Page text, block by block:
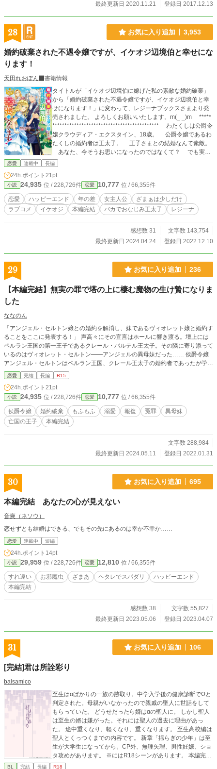
最終更新日 2020.11.21
登録日 2017.12.13
28 お気に入り追加 3,953
婚約破棄された不遇令嬢ですが、イケオジ辺境伯と幸せにな
ります！
天田れおぽん
書籍情報
タイトルが「イケオジ辺境伯に嫁げた私の素敵な婚約破棄」
から「婚約破棄された不遇令嬢ですが、イケオジ辺境伯と幸
せになります！」に変わって、レジーナブックスさまより発
売されました。 よろしくお願いいたします。m(_ _)m *****
******************************************** わたくしは公爵令
嬢クラウディア・エクスタイン、18歳。 公爵令嬢であるわ
たくしの婚約者は王太子。 王子さまとの結婚なんて素敵。
あなた、今そうお思いになったのではなくて？ でも実際
は、そう甘いモノではありません。 この小説は、わたく
たら幸いですわ♡
恋愛 連載中 長編
24h.ポイント 21pt
小説 24,935 位 / 228,726件 恋愛 10,777 位 / 66,355件
恋愛 ハッピーエンド 年の差 女主人公
ざまぁは少しだけ
ラブコメ
イケオジ 本編完結 バカでおなじみ王太子 レジーナ
感想数 31
文字数 143,754
最終更新日 2024.04.24
登録日 2022.12.10
29 お気に入り追加 236
【本編完結】無実の罪で塔の上に棲む魔物の生け贄になりま
した
ななのん
「アンジェル・セルトン嬢との婚約を解消し、妹であるヴィオレット嬢と婚約す
ることをここに発表する！」 声高々にその宣言はホールに響き渡る。壇上には
ペルラン王国の第一王子であるクレール・バルテル王太子。その隣に寄り添って
いるのはヴィオレット・セルトン――アンジェルの異母妹だった…… 侯爵令嬢
アンジェル・セルトンはペルラン王国、クレール王太子の婚約者であったが学園
の創立記念パーティーの日に婚約破棄されてしまう。更にその場で告げられたの
はアンジェルの異母妹、ヴィオレットとの婚約だった。 しかし幼い頃から厳し
い妃教育を受けてきたアンジェルに比べて甘やかされて育ったヴィオレットはそ
の美貌以外はまったくの無能だった。何の教養もない娘を王太子の婚約者にしよ
うとしたと王家の怒りを買ってしまう。王太子とヴィオレットの醜態によりその
信用を著しく落としてしまった王家とセルトン侯爵家はそれを払拭するために密
約を交わす。それは「アンジェルが王子との婚約を拒否し、嫌がる妹を無理やり
尻拭いを一人でさせられる事になってしまう。 その罪状は…塔に棲む魔物の生
け贄になる、ということだった――
恋愛 完結 長編 R15
24h.ポイント 21pt
小説 24,935 位 / 228,726件 恋愛 10,777 位 / 66,355件
侯爵令嬢 婚約破棄 もふもふ 溺愛 報復 冤罪
異母妹
亡国の王子
本編完結
文字数 288,984
最終更新日 2024.05.11
登録日 2022.01.31
30 お気に入り追加 695
本編完結 あなたの心が見えない
音爽（ネソウ）
恋せずとも結婚はできる、でもその先にあるのは幸か不幸か……
恋愛 連載中 短編
24h.ポイント 14pt
小説 29,959 位 / 228,726件 恋愛 12,810 位 / 66,355件
すれ違い お邪魔虫 ざまあ ヘタレでスパダリ
ハッピーエンド
本編完結
感想数 38
文字数 55,827
最終更新日 2023.05.06
登録日 2023.04.07
31 お気に入り追加 106
[完結]君は所詮彩り
balsamico
至生はαばかりの一族の跡取り。中学入学後の健康診断でΩと
判定された。母親がいなかったので親戚の聖人に世話をして
もらっていた。 どうせだったら婿はαの聖人に。 しかし聖人
は至生の婿は嫌がった。それには聖人の過去に理由があっ
た。 途中重くなり、軽くなり、重くなります。 至生高校編は
聖人とくっつくまでの内容です。 新章「揺らぎの少年」は至
生が大学生になってから。CP外、無理矢理、男性妊娠、ショ
タ攻めがあります。 ※にはR18シーンがあります。 本編完結
しました(2020.12.7) 取り下げた真砂さんの番外編を終わらせ
BL 完結 長編 R18